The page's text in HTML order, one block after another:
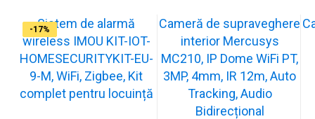
-31%
Sistem de alarmă
wireless IMOU KIT-IOT-
HOMESECURITYKIT-EU-
9-M, WiFi, Zigbee, Kit
complet pentru locuință
-19%
Cameră de supraveghere
interior Mercusys
MC210, IP Dome WiFi PT,
3MP, 4mm, IR 12m, Auto
Tracking, Audio
Bidirecțional
-21%
-15%
-20%
-12%
-13%
-16%
-17%
-17%